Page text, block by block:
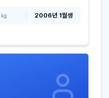
kg 2006년 1월생